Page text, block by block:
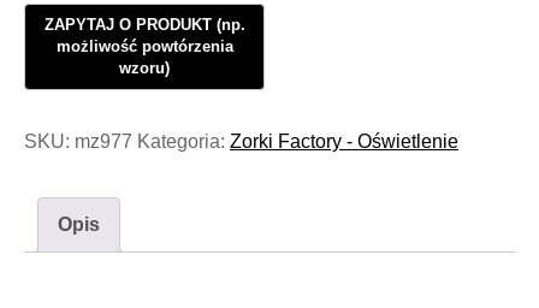
SKU: mz977 Kategoria: Zorki Factory - Oświetlenie
Opis